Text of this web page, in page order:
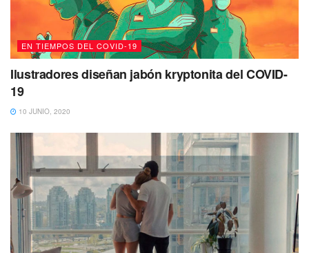
EN TIEMPOS DEL COVID-19
Ilustradores diseñan jabón kryptonita del COVID-
19
10 JUNIO, 2020